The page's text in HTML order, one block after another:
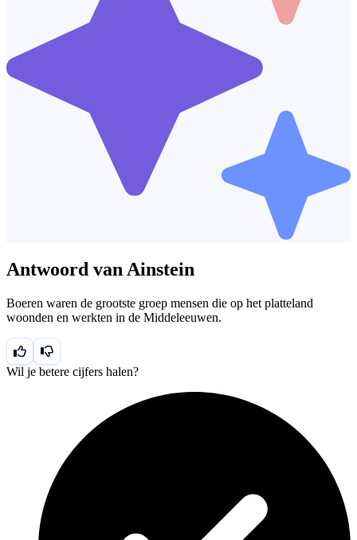
Antwoord van Ainstein
Boeren waren de grootste groep mensen die op het platteland
woonden en werkten in de Middeleeuwen.
Wil je betere cijfers halen?